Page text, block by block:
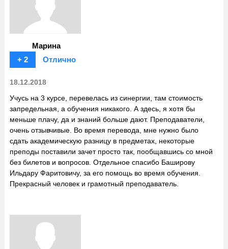
Марина
+ 2
Отлично
18.12.2018
Учусь на 3 курсе, перевелась из синергии, там стоимость
запредельная, а обучения никакого. А здесь, я хотя бы
меньше плачу, да и знаний больше дают. Преподаватели,
очень отзывчивые. Во время перевода, мне нужно было
сдать академическую разницу в предметах, некоторые
преподы поставили зачет просто так, пообщавшись со мной
без билетов и вопросов. Отдельное спасибо Баширову
Ильдару Фаритовичу, за его помощь во время обучения.
Прекрасный человек и грамотный преподаватель.